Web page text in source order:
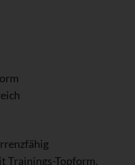
Trainings-Topform,